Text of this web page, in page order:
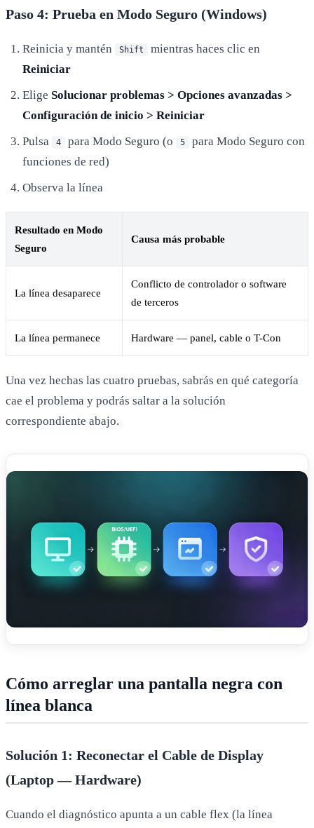
Paso 4: Prueba en Modo Seguro (Windows)
Reinicia y mantén Shift
mientras haces clic en
Reiniciar
Elige Solucionar problemas > Opciones avanzadas >
Configuración de inicio > Reiniciar
Pulsa
4 para Modo Seguro (o 5
para Modo Seguro con
funciones de red)
Observa la línea
Resultado en Modo
Seguro
Causa más probable
La línea desaparece
Conflicto de controlador o software
de terceros
La línea permanece Hardware — panel, cable o T-Con
Una vez hechas las cuatro pruebas, sabrás en qué categoría
cae el problema y podrás saltar a la solución
correspondiente abajo.
Cómo arreglar una pantalla negra con
línea blanca
Solución 1: Reconectar el Cable de Display
(Laptop — Hardware)
Cuando el diagnóstico apunta a un cable flex (la línea